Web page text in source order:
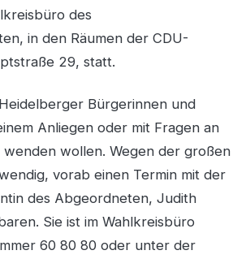
des
in den Räumen der CDU-
29, statt.
Bürgerinnen und
Anliegen oder mit Fragen an
wollen. Wegen der großen
vorab einen Termin mit der
des Abgeordneten, Judith
Sie ist im Wahlkreisbüro
60 80 80 oder unter der